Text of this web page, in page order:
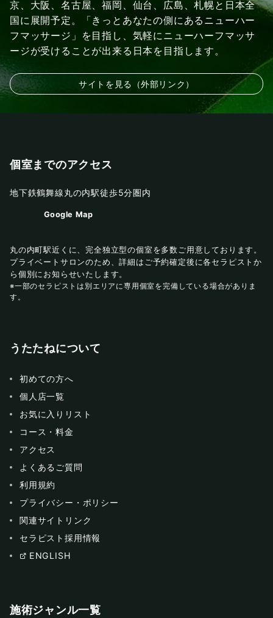
京、大阪、名古屋、福岡、仙台、広島、札幌と日本全
国に展開予定。「きっとあなたの側にあるニューハー
フマッサージ」を目指し、気軽にニューハーフマッサ
ージが受けることが出来る日本を目指します。
サイトを見る（外部リンク）
個室までのアクセス
地下鉄鶴舞線丸の内駅徒歩5分圏内
Google Map
丸の内町駅近くに、完全独立型の個室を多数ご用意しております。
プライベートサロンのため、詳細はご予約確定後に各セラピストか
ら個別にお知らせいたします。
※一部のセラピストは別エリアに専用個室を完備している場合がありま
す。
うたたねについて
初めての方へ
個人店一覧
お気に入りリスト
コース・料金
アクセス
よくあるご質問
利用規約
プライバシー・ポリシー
関連サイトリンク
セラピスト採用情報
ENGLISH
施術ジャンル一覧